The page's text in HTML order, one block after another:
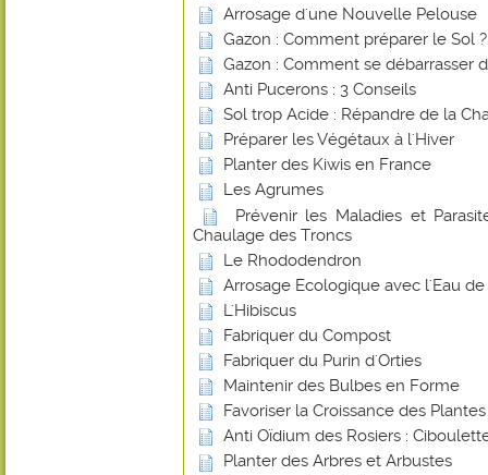
Arrosage d'une Nouvelle Pelouse
Gazon : Comment préparer le Sol ?
Gazon : Comment se débarrasser
Anti Pucerons : 3 Conseils
Sol trop Acide : Répandre de la
Préparer les Végétaux à l'Hiver
Planter des Kiwis en France
Les Agrumes
Prévenir les Maladies et
Chaulage des Troncs
Le Rhododendron
Arrosage Ecologique avec l'Eau
L'Hibiscus
Fabriquer du Compost
Fabriquer du Purin d'Orties
Maintenir des Bulbes en Forme
Favoriser la Croissance des
Anti Oïdium des Rosiers :
Planter des Arbres et Arbustes